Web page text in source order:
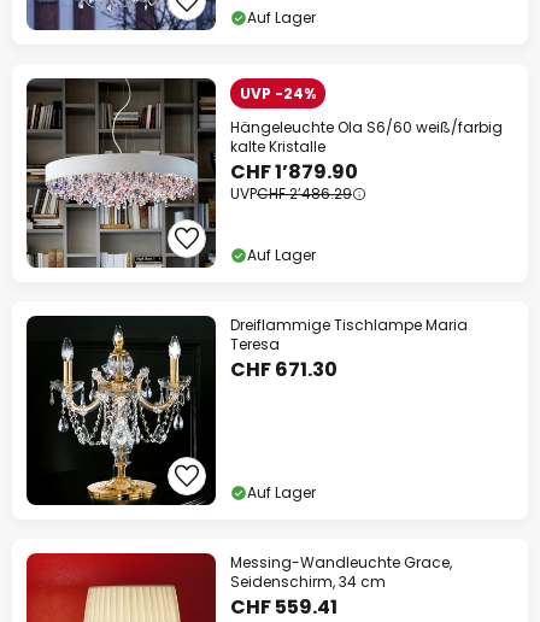
Auf Lager
UVP -24%
Hängeleuchte Ola S6/60 weiß/farbig
kalte Kristalle
CHF 1’879.90
UVPCHF 2’486.29
Auf Lager
Dreiflammige Tischlampe Maria
Teresa
CHF 671.30
Auf Lager
Messing-Wandleuchte Grace,
Seidenschirm, 34 cm
CHF 559.41